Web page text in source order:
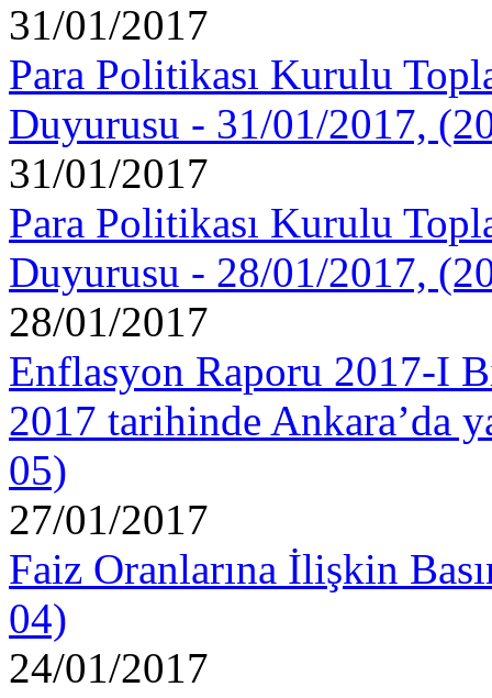
31/01/2017
Para Politikası Kurulu
Duyurusu - 31/01/2017,
31/01/2017
Para Politikası Kurulu
Duyurusu - 28/01/2017,
28/01/2017
Enflasyon Raporu 2017-I
2017 tarihinde Ankara’da
05)
27/01/2017
Faiz Oranlarına İlişkin
04)
24/01/2017